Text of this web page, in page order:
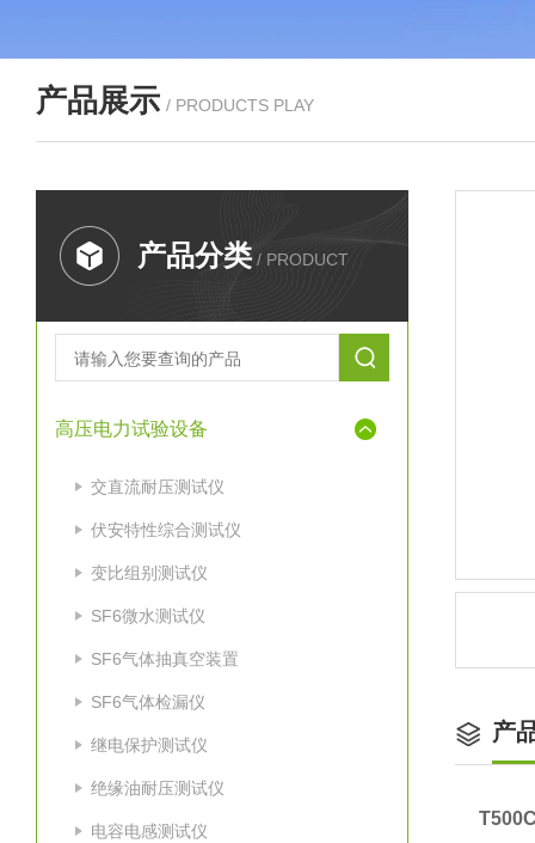
产品展示 / PRODUCTS PLAY
产品分类 / PRODUCT
高压电力试验设备
交直流耐压测试仪
伏安特性综合测试仪
变比组别测试仪
SF6微水测试仪
SF6气体抽真空装置
SF6气体检漏仪
继电保护测试仪
绝缘油耐压测试仪
电容电感测试仪
产